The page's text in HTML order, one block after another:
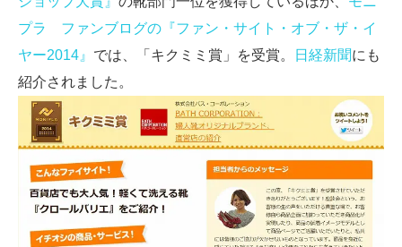
プラ ファンブログの『ファン・サイト・オブ・ザ・イ
ヤー2014』 では、「キクミミ賞」を受賞。 日経新聞にも
紹介されました。